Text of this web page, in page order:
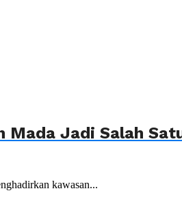
Mada Jadi Salah
kawasan...